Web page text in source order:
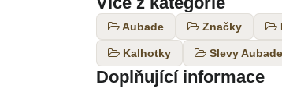
Aubade Značky
Kalhotky Slevy Aubade
Doplňující informace